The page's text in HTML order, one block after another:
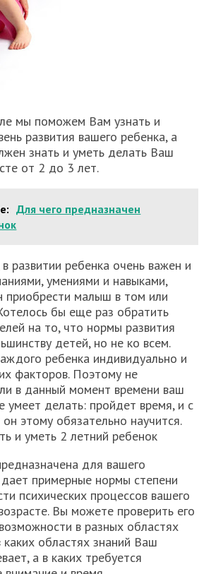
мы поможем Вам узнать и
развития вашего ребенка, а
знать и уметь делать Ваш
от 2 до 3 лет.
Для чего предназначен
развитии ребенка очень важен и
умениями и навыками,
приобрести малыш в том или
бы еще раз обратить
на то, что нормы развития
детей, но не ко всем.
ребенка индивидуально и
факторов. Поэтому не
в данный момент времени ваш
делать: пройдет время, и с
этому обязательно научится.
и уметь 2 летний ребенок
для вашего
примерные нормы степени
психических процессов вашего
Вы можете проверить его
в разных областях
каких областях знаний Ваш
а в каких требуется